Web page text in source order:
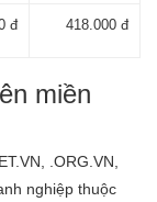
đ 418.000 đ
miền
.ORG.VN,
nghiệp thuộc